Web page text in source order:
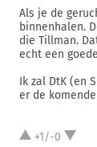
Als je de
binnenhalen.
die Tillman.
echt een
Ik zal DtK (en
er de
+1/-0